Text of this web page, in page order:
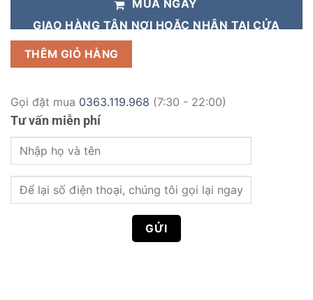
MUA NGAY
GIAO HÀNG TẬN NƠI HOẶC NHẬN TẠI CỬA
THÊM GIỎ HÀNG
Gọi đặt mua 0363.119.968 (7:30 - 22:00)
Tư vấn miễn phí